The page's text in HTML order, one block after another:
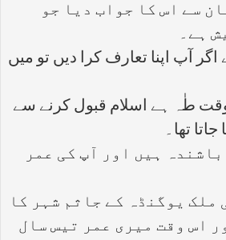
سے اس کا جواب دیا جو
ہے۔
آپ اپنا تعارف کرا دیں تو میں
طٰہ ہے اسلام قبول کرنے سے
تھا۔
ہیں اور آپ کی عمر
ملک یوگنڈہ کے جاثم شہر کا
اس وقت میری عمر تیس سال